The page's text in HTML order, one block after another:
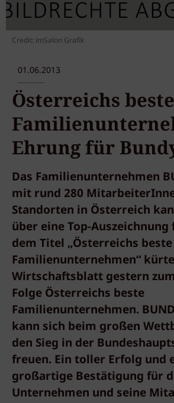
Credit: imSalon Grafik
01.06.2013
Österreichs beste
Ehrung für
Das Familienunternehmen
mit rund 280
Standorten in Österreich
über eine Top-
dem Titel „Österreichs beste
Familienunternehmen“
Wirtschaftsblatt gestern
Folge Österreichs beste
Familienunternehmen.
kann sich beim großen
den Sieg in der
freuen. Ein toller Erfolg und
großartige Bestätigung für
Unternehmen und seine